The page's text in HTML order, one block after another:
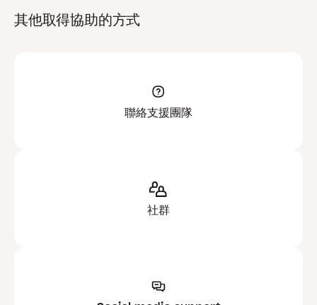
其他取得協助的方式
聯絡支援團隊
社群